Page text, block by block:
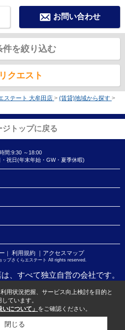
お問い合わせ
件を絞り込む
クエスト
ステート 大牟田店 > (賃貸)地域から探す >
ジトップに戻る
間:9:30 ～18:00
祝日(年末年始・GW・夏季休暇)
｜ 利用規約 ｜アクセスマップ
プさくらエステート All rights reserved.
、すべて独立自営の会社です。
用状況把握、サービス向上検討を目的と
ています。
いについて」 をご確認ください。
閉じる